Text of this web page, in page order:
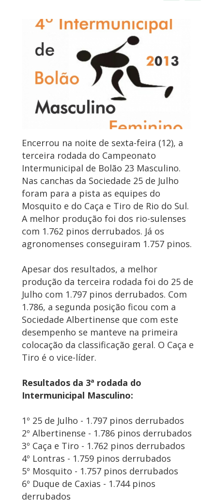
Encerrou na noite de sexta-feira (12), a
terceira rodada do Campeonato
Intermunicipal de Bolão 23 Masculino.
Nas canchas da Sociedade 25 de Julho
foram para a pista as equipes do
Mosquito e do Caça e Tiro de Rio do Sul.
A melhor produção foi dos rio-sulenses
com 1.762 pinos derrubados. Já os
agronomenses conseguiram 1.757 pinos.
Apesar dos resultados, a melhor
produção da terceira rodada foi do 25 de
Julho com 1.797 pinos derrubados. Com
1.786, a segunda posição ficou com a
Sociedade Albertinense que com este
desempenho se manteve na primeira
colocação da classificação geral. O Caça e
Tiro é o vice-líder.
Resultados da 3ª rodada do
Intermunicipal Masculino:
1º 25 de Julho - 1.797 pinos derrubados
2º Albertinense - 1.786 pinos derrubados
3º Caça e Tiro - 1.762 pinos derrubados
4º Lontras - 1.759 pinos derrubados
5º Mosquito - 1.757 pinos derrubados
6º Duque de Caxias - 1.744 pinos
derrubados